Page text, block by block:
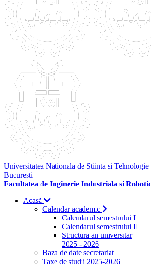
Universitatea Nationala de Stiinta si Tehnologie
Bucuresti
Facultatea de Inginerie Industriala si
Acasă
Calendar academic
Calendarul semestrului I
Calendarul semestrului II
Structura an universitar
2025 - 2026
Baza de date secretariat
Taxe de studii 2025-2026